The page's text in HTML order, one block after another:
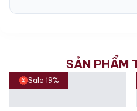
SẢN PHẨM
Sale 19%